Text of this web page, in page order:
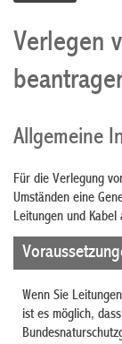
Verlegen
Allgemeine
Für die Verlegung
Umständen eine
Leitungen und Kabel
Wenn Sie
ist es möglich,